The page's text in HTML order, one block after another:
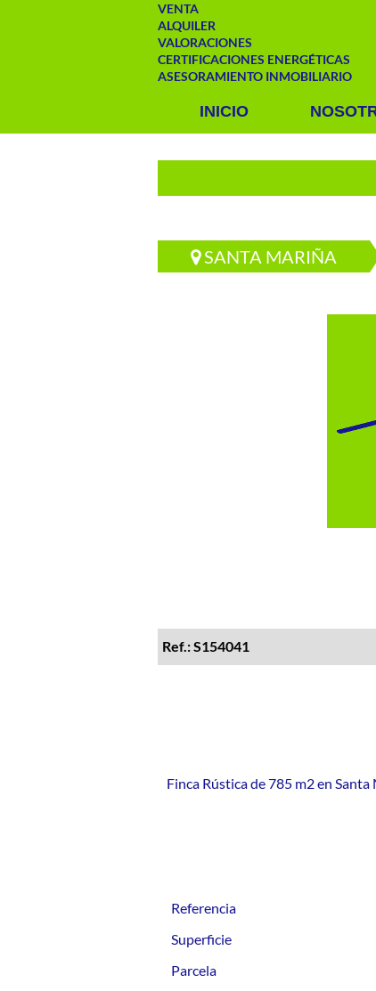
VENTA
ALQUILER
VALORACIONES
CERTIFICACIONES ENERGÉTICAS
ASESORAMIENTO INMOBILIARIO
INICIO
SANTA MARIÑA
Ref.: S154041
Finca Rústica de 785 m2 en Santa
Referencia
Superficie
Parcela